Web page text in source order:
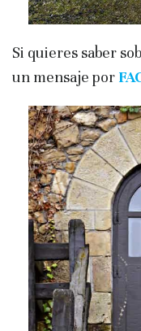
Si quieres saber
un mensaje por